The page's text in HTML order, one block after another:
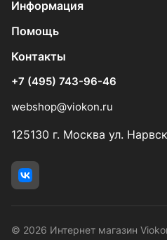
Информация
Помощь
Контакты
+7 (495) 743-96-46
webshop@viokon.ru
125130 г. Москва ул.
© 2026 Интернет магазин